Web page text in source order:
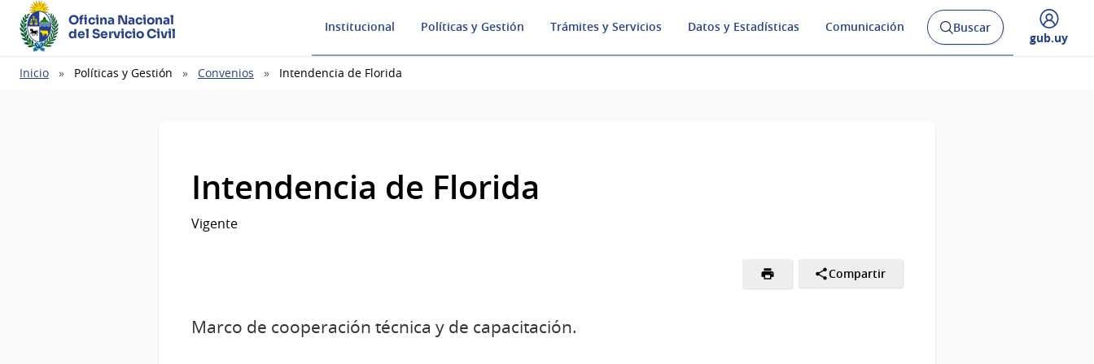
Oficina Nacional
del Servicio Civil
Institucional Políticas y Gestión Trámites y Servicios Datos y Estadísticas Comunicación
Abrir
buscador
Buscar
Desplegar
gub.uy
Ruta
Inicio Políticas y Gestión Convenios Intendencia de Florida
Intendencia de Florida
Vigente
Compartir
Marco de cooperación técnica y de capacitación.